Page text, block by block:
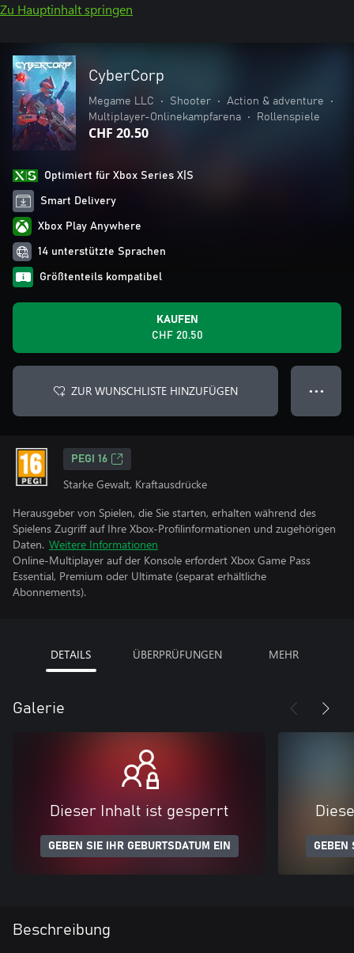
Zu Hauptinhalt springen
CyberCorp
Megame LLC • Shooter • Action & adventure
•
Multiplayer-Onlinekampfarena
• Rollenspiele
CHF 20.50
Optimiert für Xbox Series X|S
Smart Delivery
Xbox Play Anywhere
14 unterstützte Sprachen
Größtenteils kompatibel
KAUFEN
CHF 20.50
ZUR WUNSCHLISTE HINZUFÜGEN ● ● ●
PEGI 16
Starke Gewalt, Kraftausdrücke
Herausgeber von Spielen, die Sie starten, erhalten während des
Spielens Zugriff auf Ihre Xbox-Profilinformationen und zugehörigen
Daten. Weitere Informationen
Online-Multiplayer auf der Konsole erfordert Xbox Game Pass
Essential, Premium oder Ultimate (separat erhältliche
Abonnements).
DETAILS ÜBERPRÜFUNGEN MEHR
Galerie
Dieser Inhalt ist gesperrt
GEBEN SIE IHR GEBURTSDATUM EIN GEBEN
Beschreibung